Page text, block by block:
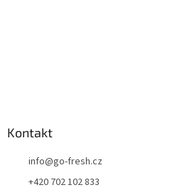
Kontakt
info@go-fresh.cz
+420 702 102 833